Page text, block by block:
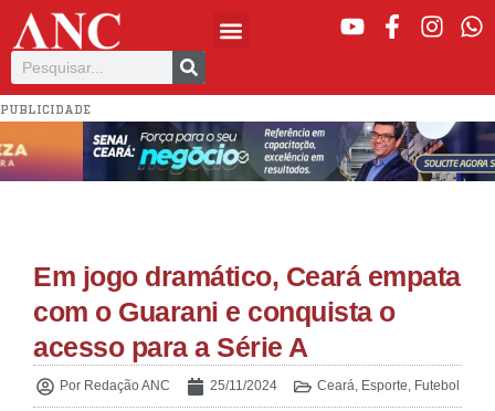
PUBLICIDADE
Em jogo dramático, Ceará empata
com o Guarani e conquista o
acesso para a Série A
PorRedação ANC 25/11/2024 Ceará, Esporte, Futebol